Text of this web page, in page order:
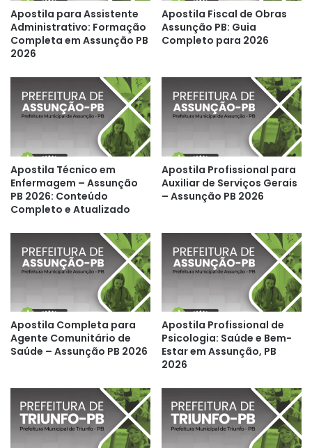
Apostila para Assistente
Administrativo: Formação
Completa em Assunção PB
2026
Apostila Fiscal de Obras
Assunção PB: Guia
Completo para 2026
Apostila Técnico em
Enfermagem – Assunção
PB 2026: Conteúdo
Completo e Atualizado
Apostila Profissional para
Auxiliar de Serviços Gerais
– Assunção PB 2026
Apostila Completa para
Agente Comunitário de
Saúde – Assunção PB 2026
Apostila Profissional de
Psicologia: Saúde e Bem-
Estar em Assunção, PB
2026